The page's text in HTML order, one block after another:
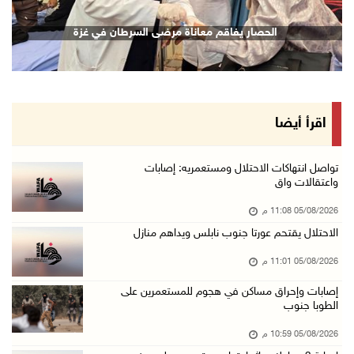
الرئيس يقلد قامات وطنية ومؤسسين في "اتحاد الك ...
05/آب/2026 08:47 م
قوات الاحتلال تنصب حاجزا عسكريا شرق بيت لحم
الرئيس يقلد عائلة القائد الوطني الراحل أحمد ع ...
باسم الرئيس: وزير الداخلية يمنح العميد جيسون ...
الاحتلال يقتحم كفر مالك ودير جرير ومستعمرون ي ...
"التربية" تخرج الفوج الأول من مدربي المعلمين ...
05/آب/2026 06:44 م
الحصار يفاقم معاناة مرضى السرطان في غزة
اقرأ أيضا
تواصل انتهاكات الاحتلال ومستعمريه: إصابات
واعتقالات واق
05/08/2026 11:08 م
الاحتلال يقتحم عورتا جنوب نابلس ويداهم منازل
05/08/2026 11:01 م
إصابات وإحراق مساكن في هجوم للمستعمرين على
الطوبا جنوب
05/08/2026 10:59 م